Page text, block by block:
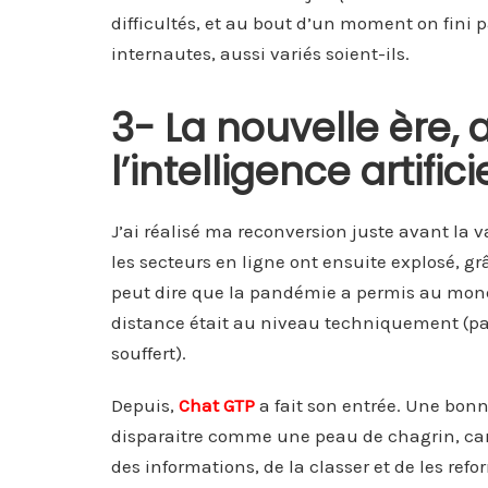
difficultés, et au bout d’un moment on fini
internautes, aussi variés soient-ils.
3- La nouvelle ère,
l’intelligence
J’ai réalisé ma reconversion juste avant la
les secteurs en ligne ont ensuite explosé,
peut dire que la pandémie a permis au
distance était au niveau techniquement
souffert).
Depuis, Chat GTP a fait son entrée. Une
disparaitre comme une peau de chagrin,
des informations, de la classer et de les